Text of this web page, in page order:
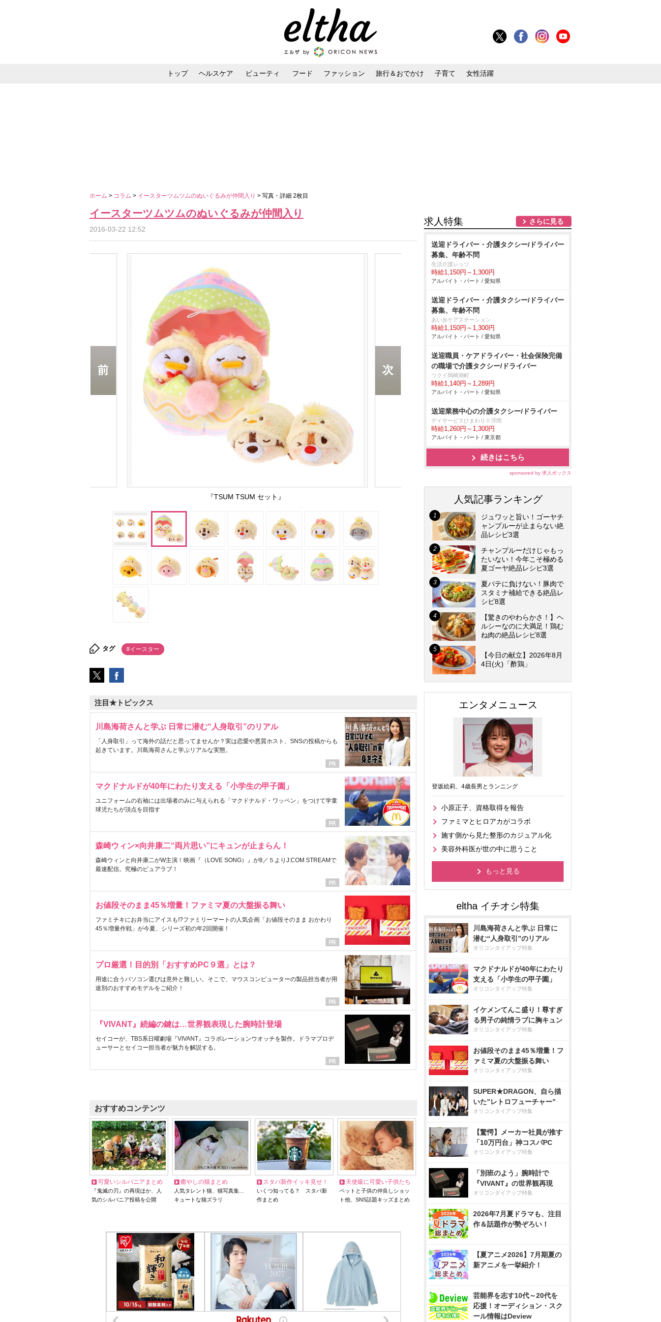
トップ ヘルスケア ビューティ フード ファッション 旅行＆おでかけ 子育て 女性活躍
ホーム > コラム > イースターツムツムのぬいぐるみが仲間入り > 写真・詳細 2枚目
イースターツムツムのぬいぐるみが仲間入り
2016-03-22 12:52
『TSUM TSUM セット』
タグ #イースター
注目★トピックス
川島海荷さんと学ぶ 日常に潜む“人身取引”のリアル
「人身取引」って海外の話だと思ってませんか？実は恋愛や悪質ホスト、SNSの投稿からも
起きています。川島海荷さんと学ぶリアルな実態。
マクドナルドが40年にわたり支える「小学生の甲子園」
ユニフォームの右袖には出場者のみに与えられる「マクドナルド・ワッペン」をつけて学童
球児たちが頂点を目指す
森崎ウィン×向井康二“両片思い”にキュンが止まらん！
森崎ウィンと向井康二がW主演！映画『（LOVE SONG）』が8／５よりJ:COM STREAMで
最速配信。究極のピュアラブ！
お値段そのまま45％増量！ファミマ夏の大盤振る舞い
ファミチキにお弁当にアイスも!?ファミリーマートの人気企画「お値段そのまま おかわり
45％増量作戦」が今夏、シリーズ初の年2回開催！
プロ厳選！目的別「おすすめPC９選」とは？
用途に合うパソコン選びは意外と難しい。そこで、マウスコンピューターの製品担当者が用
途別のおすすめモデルをご紹介！
『VIVANT』続編の鍵は…世界観表現した腕時計登場
セイコーが、TBS系日曜劇場『VIVANT』コラボレーションウオッチを製作。ドラマプロデ
ューサーとセイコー担当者が魅力を解説する。
おすすめコンテンツ
可愛いシルバニアまとめ
『鬼滅の刃』の再現ほか、人
気のシルバニア投稿を公開
癒やしの猫まとめ
人気タレント猫、猫写真集…
キュートな猫ズラリ
スタバ新作イッキ見せ！
いくつ知ってる？ スタバ新
作まとめ
天使級に可愛い子供たち
ペットと子供の仲良しショッ
ト他、SNS話題キッズまとめ
求人特集 さらに見る
送迎ドライバー・介護タクシー/ドライバー
募集、年齢不問
生活介護レッツ
時給1,150円～1,300円
アルバイト・パート / 愛知県
送迎ドライバー・介護タクシー/ドライバー
募集、年齢不問
あい歩ケアステーション
時給1,150円～1,300円
アルバイト・パート / 愛知県
送迎職員・ケアドライバー・社会保険完備
の職場で介護タクシー/ドライバー
ツクイ岡崎洞町
時給1,140円～1,289円
アルバイト・パート / 愛知県
送迎業務中心の介護タクシー/ドライバー
デイサービスひまわりⅡ浮間
時給1,260円～1,300円
アルバイト・パート / 東京都
続きはこちら
sponsored by 求人ボックス
人気記事ランキング
ジュワッと旨い！ゴーヤチ
ャンプルーが止まらない絶
品レシピ3選
チャンプルーだけじゃもっ
たいない！今年こそ極める
夏ゴーヤ絶品レシピ3選
夏バテに負けない！豚肉で
スタミナ補給できる絶品レ
シピ8選
【驚きのやわらかさ！】ヘ
ルシーなのに大満足！鶏む
ね肉の絶品レシピ8選
【今日の献立】2026年8月
4日(火)「酢鶏」
エンタメニュース
登坂絵莉、4歳長男とランニング
小原正子、資格取得を報告
ファミマとヒロアカがコラボ
施す側から見た整形のカジュアル化
美容外科医が世の中に思うこと
もっと見る
川島海荷さんと学ぶ 日常に
潜む“人身取引”のリアル
オリコンタイアップ特集
マクドナルドが40年にわたり
支える「小学生の甲子園」
オリコンタイアップ特集
イケメンてんこ盛り！尊すぎ
る男子の純情ラブに胸キュン
オリコンタイアップ特集
お値段そのまま45％増量！フ
ァミマ夏の大盤振る舞い
オリコンタイアップ特集
SUPER★DRAGON、自ら描
いた”レトロフューチャー”
オリコンタイアップ特集
【驚愕】メーカー社員が推す
「10万円台」神コスパPC
オリコンタイアップ特集
「別班のよう」腕時計で
『VIVANT』の世界観再現
オリコンタイアップ特集
2026年7月夏ドラマも、注目
作＆話題作が勢ぞろい！
【夏アニメ2026】7月期夏の
新アニメを一挙紹介！
芸能界を志す10代～20代を
応援！オーディション・スク
ール情報はDeview